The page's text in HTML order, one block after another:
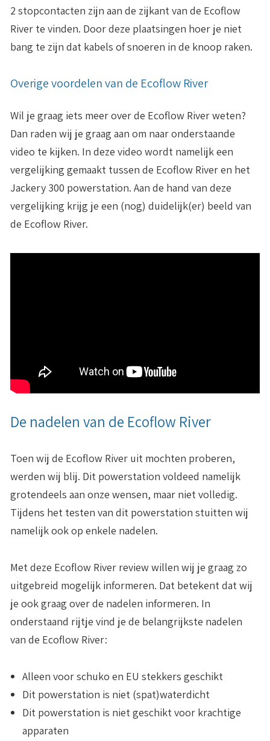
2 stopcontacten zijn aan de zijkant van de Ecoflow
River te vinden. Door deze plaatsingen hoer je niet
bang te zijn dat kabels of snoeren in de knoop raken.
Overige voordelen van de Ecoflow River
Wil je graag iets meer over de Ecoflow River weten?
Dan raden wij je graag aan om naar onderstaande
video te kijken. In deze video wordt namelijk een
vergelijking gemaakt tussen de Ecoflow River en het
Jackery 300 powerstation. Aan de hand van deze
vergelijking krijg je een (nog) duidelijk(er) beeld van
de Ecoflow River.
De nadelen van de Ecoflow River
Toen wij de Ecoflow River uit mochten proberen,
werden wij blij. Dit powerstation voldeed namelijk
grotendeels aan onze wensen, maar niet volledig.
Tijdens het testen van dit powerstation stuitten wij
namelijk ook op enkele nadelen.
Met deze Ecoflow River review willen wij je graag zo
uitgebreid mogelijk informeren. Dat betekent dat wij
je ook graag over de nadelen informeren. In
onderstaand rijtje vind je de belangrijkste nadelen
van de Ecoflow River:
Alleen voor schuko en EU stekkers geschikt
Dit powerstation is niet (spat)waterdicht
Dit powerstation is niet geschikt voor krachtige
apparaten